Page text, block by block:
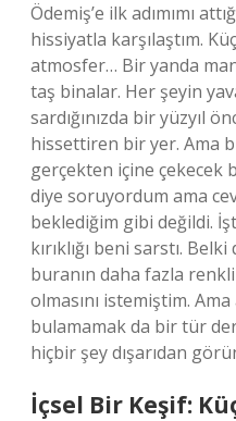
Ödemiş’e ilk adımımı
hissiyatla karşılaştım.
atmosfer… Bir yanda
taş binalar. Her şeyin
sardığınızda bir yüzyıl
hissettiren bir yer. Ama
gerçekten içine çekecek
diye soruyordum ama
beklediğim gibi değildi.
kırıklığı beni sarstı.
buranın daha fazla
olmasını istemiştim.
bulamamak da bir tür
hiçbir şey dışarıdan
İçsel Bir Keşif: